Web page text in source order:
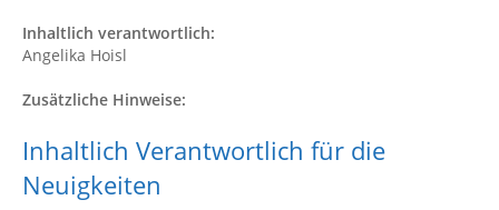
Inhaltlich verantwortlich:
Angelika Hoisl
Zusätzliche Hinweise:
Inhaltlich Verantwortlich für die
Neuigkeiten